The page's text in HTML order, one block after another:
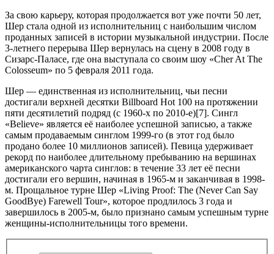
За свою карьеру, которая продолжается вот уже почти 50 лет,
Шер стала одной из исполнительниц с наибольшим числом
проданных записей в истории музыкальной индустрии. После
3-летнего перерыва Шер вернулась на сцену в 2008 году в
Сизарс-Паласе, где она выступала со своим шоу «Cher At The
Colosseum» по 5 февраля 2011 года.
Шер — единственная из исполнительниц, чьи песни
достигали верхней десятки Billboard Hot 100 на протяжении
пяти десятилетий подряд (с 1960-х по 2010-е)[7]. Сингл
«Believe» является её наиболее успешной записью, а также
самым продаваемым синглом 1999-го (в этот год было
продано более 10 миллионов записей). Певица удерживает
рекорд по наиболее длительному пребыванию на вершинах
американского чарта синглов: в течение 33 лет её песни
достигали его вершин, начиная в 1965-м и заканчивая в 1998-
м. Прощальное турне Шер «Living Proof: The (Never Can Say
GoodBye) Farewell Tour», которое продлилось 3 года и
завершилось в 2005-м, было признано самым успешным турне
женщины-исполнительницы того времени.